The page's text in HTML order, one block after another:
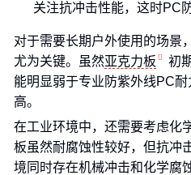
关注抗冲击性能，这时PC
对于需要长期户外使用的场景
尤为关键。虽然亚克力板
初
能明显弱于专业防紫外线PC
高。
在工业环境中，还需要考虑化
板虽然耐腐蚀性较好，但抗冲
境同时存在机械冲击和化学腐